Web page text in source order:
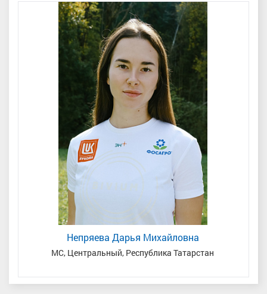
Непряева Дарья Михайловна
МС, Центральный, Республика Татарстан